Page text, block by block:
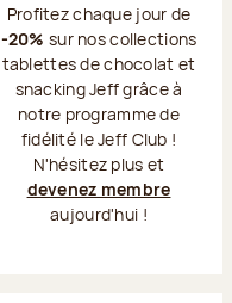
Profitez chaque jour de
-20% sur nos collections
tablettes de chocolat et
snacking Jeff grâce à
notre programme de
fidélité le Jeff Club !
N'hésitez plus et
devenez membre
aujourd'hui !